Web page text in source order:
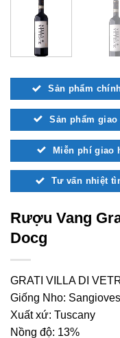
Sản phẩm
Sản phẩm
Miễn phí giao
Tư vấn nhiệt
Rượu Vang
Docg
GRATI VILLA DI
Giống Nho:
Xuất xứ: Tuscany
Nồng độ: 13%